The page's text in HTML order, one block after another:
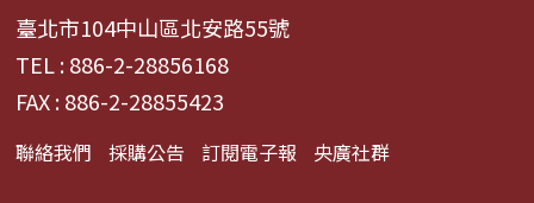
臺北市104中山區北安路55號
TEL : 886-2-28856168
FAX : 886-2-28855423
聯絡我們 採購公告 訂閱電子報 央廣社群